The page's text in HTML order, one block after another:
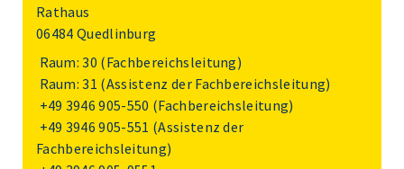
Rathaus
06484 Quedlinburg
Raum: 30 (Fachbereichsleitung)
Raum: 31 (Assistenz der Fachbereichsleitung)
+49 3946 905-550 (Fachbereichsleitung)
+49 3946 905-551 (Assistenz der
Fachbereichsleitung)